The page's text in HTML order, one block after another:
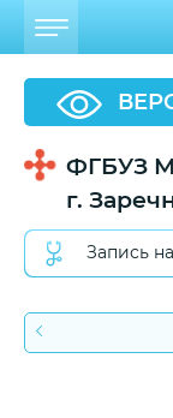
ФГБУЗ
г.
Запись